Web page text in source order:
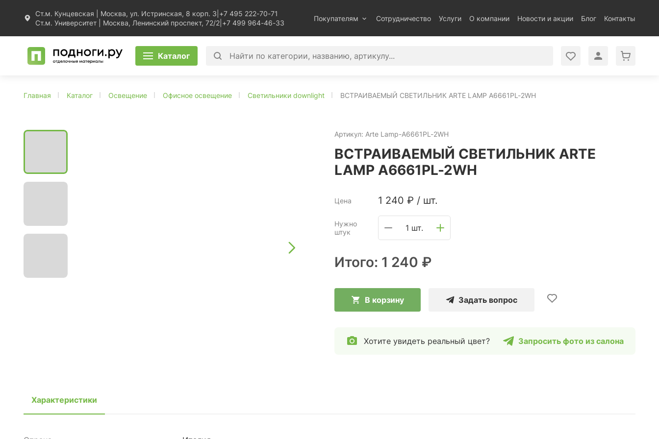
Ст.м. Кунцевская | Москва, ул. Истринская, 8 корп. 3 +7 495 222-70-71
Ст.м. Университет | Москва, Ленинский проспект, 72/2 +7 499 964-46-33
Покупателям Сотрудничество Услуги О компании Новости и акции Блог Контакты
Каталог
Главная Каталог Освещение Офисное освещение Светильники downlight ВСТРАИВАЕМЫЙ СВЕТИЛЬНИК ARTE LAMP A6661PL-2WH
Артикул: Arte Lamp-A6661PL-2WH
ВСТРАИВАЕМЫЙ СВЕТИЛЬНИК ARTE
LAMP A6661PL-2WH
Цена 1 240 ₽ / шт.
Нужно
штук
1 шт.
Итого: 1 240 ₽
В корзину Задать вопрос
Хотите увидеть реальный цвет? Запросить фото из салона
Характеристики